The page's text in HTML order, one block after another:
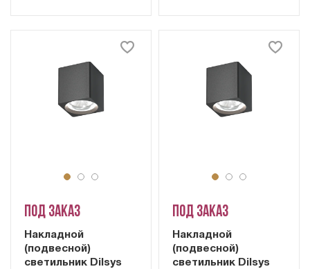
Под заказ
Накладной
(подвесной)
светильник Dilsys
Под заказ
Накладной
(подвесной)
светильник Dilsys